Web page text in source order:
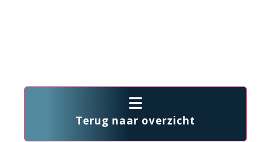
Terug naar overzicht